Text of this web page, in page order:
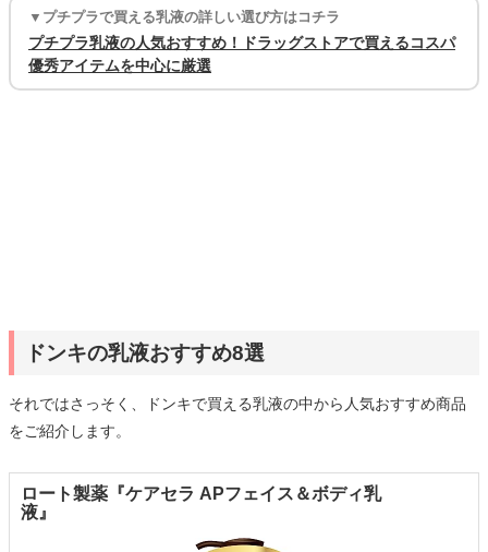
▼プチプラで買える乳液の詳しい選び方はコチラ
プチプラ乳液の人気おすすめ！ドラッグストアで買えるコスパ
優秀アイテムを中心に厳選
ドンキの乳液おすすめ8選
それではさっそく、ドンキで買える乳液の中から人気おすすめ商品
をご紹介します。
ロート製薬『ケアセラ APフェイス＆ボディ乳
液』